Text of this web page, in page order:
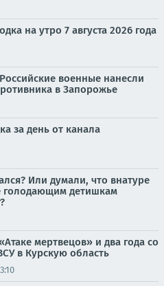
на утро 7 августа 2026 года
военные нанесли
в Запорожье
за день от канала
Или думали, что внатуре
голодающим детишкам
мертвецов» и два года со
в Курскую область